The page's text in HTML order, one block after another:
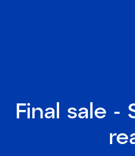
Final sale -